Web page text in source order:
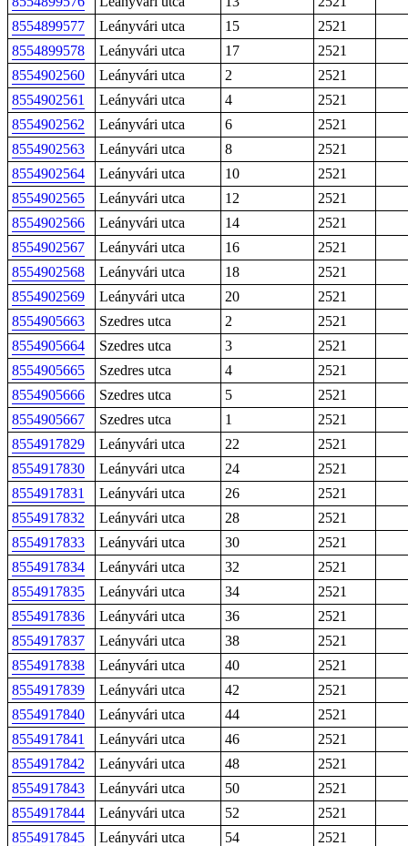
8554899577
Leányvári utca 15
2521
8554899578
Leányvári utca 17
2521
8554902560
Leányvári utca 2
2521
8554902561
Leányvári utca 4
2521
8554902562
Leányvári utca 6
2521
8554902563
Leányvári utca 8
2521
8554902564
Leányvári utca 10
2521
8554902565
Leányvári utca 12
2521
8554902566
Leányvári utca 14
2521
8554902567
Leányvári utca 16
2521
8554902568
Leányvári utca 18
2521
8554902569
Leányvári utca 20
2521
8554905663
Szedres utca 2
2521
8554905664
Szedres utca 3
2521
8554905665
Szedres utca 4
2521
8554905666
Szedres utca 5
2521
8554905667
Szedres utca 1
2521
8554917829
Leányvári utca 22
2521
8554917830
Leányvári utca 24
2521
8554917831
Leányvári utca 26
2521
8554917832
Leányvári utca 28
2521
8554917833
Leányvári utca 30
2521
8554917834
Leányvári utca 32
2521
8554917835
Leányvári utca 34
2521
8554917836
Leányvári utca 36
2521
8554917837
Leányvári utca 38
2521
8554917838
Leányvári utca 40
2521
8554917839
Leányvári utca 42
2521
8554917840
Leányvári utca 44
2521
8554917841
Leányvári utca 46
2521
8554917842
Leányvári utca 48
2521
8554917843
Leányvári utca 50
2521
8554917844
Leányvári utca 52
2521
8554917845
Leányvári utca 54
2521